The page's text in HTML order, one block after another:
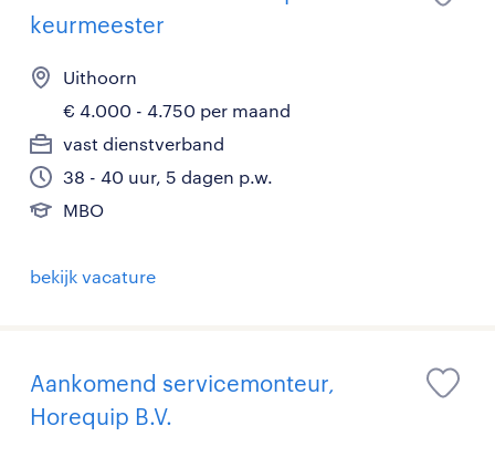
keurmeester
Uithoorn
€ 4.000 - 4.750 per maand
vast dienstverband
38 - 40 uur, 5 dagen p.w.
MBO
bekijk vacature
Aankomend servicemonteur,
Horequip B.V.